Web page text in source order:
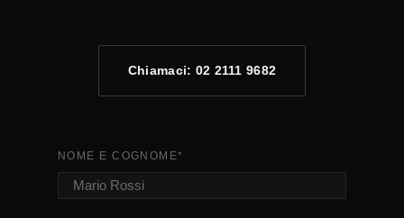
Chiamaci: 02 2111 9682
NOME E COGNOME*